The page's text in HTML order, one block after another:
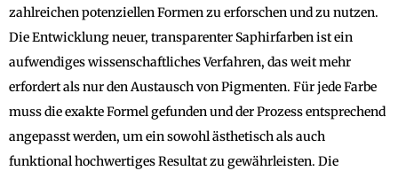
zahlreichen potenziellen Formen zu erforschen und zu nutzen.
Die Entwicklung neuer, transparenter Saphirfarben ist ein
aufwendiges wissenschaftliches Verfahren, das weit mehr
erfordert als nur den Austausch von Pigmenten. Für jede Farbe
muss die exakte Formel gefunden und der Prozess entsprechend
angepasst werden, um ein sowohl ästhetisch als auch
funktional hochwertiges Resultat zu gewährleisten. Die